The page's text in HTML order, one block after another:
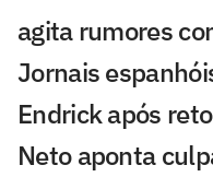
agita rumores
Jornais
Endrick após
Neto aponta